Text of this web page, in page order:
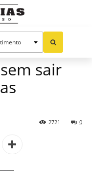
sair
0
2721